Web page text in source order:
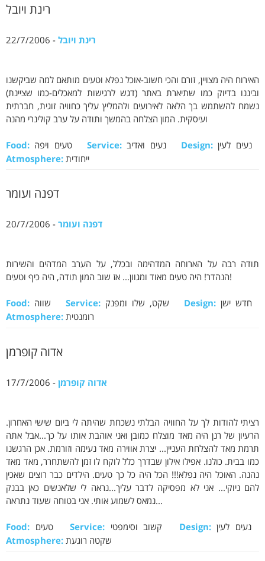
רינת ויובל
רינת ויובל - 22/7/2006
האירוח היה מצויין, זורם והכי חשוב-אוכל נפלא וטעים מותאם למה שביקשנו
וביננו בדיוק כמו שתיארת באתר (דגש לרגישות למאכלים-כמו שציינת)
נשמח להשתמש בך הלאה לאירועים ולהמליץ עליך כחוויה זוגית, חברתית
ועיסקית. המון הצלחה בהמשך ותודה על ערב קולינרי מהנה
Food: טעים ויפה Service: נעים ואדיב Design: נעים לעין
Atmosphere: ייחודית
דפנה ועומר
דפנה ועומר - 20/7/2006
תודה רבה על הארוחה המדהימה ובכלל, על הערב המדהים והשירות
הנהדר! היה טעים מאוד ומגוון... אז שוב המון תודה, היה כיף וטעים!
Food: Service: Design:
Atmosphere: רומנטית
אדוה קופרמן
אדוה קופרמן - 17/7/2006
רציתי להודות לך על החוויה הבלתי נשכחת שהיתה לי ביום שישי האחרון.
הרעיון של רנן היה מאד מוצלח כמובן ואני אוהבת אותו על כך...אבל אתה
תרמת מאד להצלחת העניין... יצרת אווירה מאד נעימה וזורמת. אכן הרגשנו
כמו בבית. כולנו. אפילו אילון שבדרך כלל לוקח לו זמן להשתחרר, מאד מאד
נהנה. האוכל היה נפלא!!! הכל היה כל כך טעים. הילדים כבר רוצים שאכין
להם ניוקי... אני לא מפסיקה לדבר עליך...נראה לי שלאנשים כאן בבנק
נמאס לשמוע אותי. אני בטוחה שעוד נתראה...
Food: טעים Service: Design: נעים לעין
Atmosphere: שקטה רוגעת